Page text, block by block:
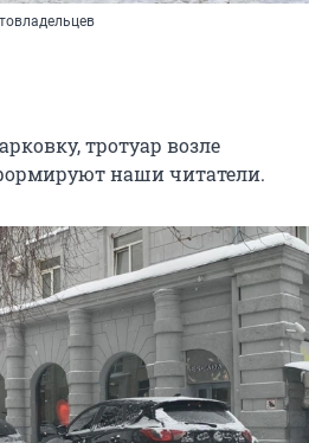
тротуар возле
наши читатели.